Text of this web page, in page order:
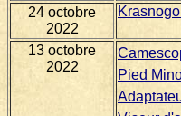
24 octobre
2022
13 octobre
2022
Pied